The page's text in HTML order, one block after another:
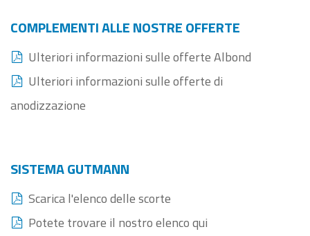
COMPLEMENTI ALLE NOSTRE OFFERTE
Ulteriori informazioni sulle offerte Albond
Ulteriori informazioni sulle offerte di
anodizzazione
SISTEMA GUTMANN
Scarica l'elenco delle scorte
Potete trovare il nostro elenco qui